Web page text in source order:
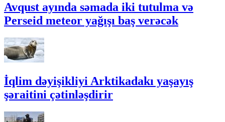
Avqust ayında səmada iki tutulma və
Perseid meteor yağışı baş verəcək
İqlim dəyişikliyi Arktikadakı yaşayış
şəraitini çətinləşdirir